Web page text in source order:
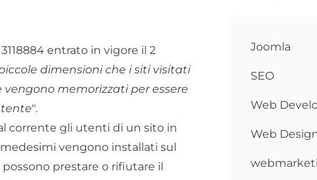
entrato in vigore il 2
dimensioni che i siti visitati
memorizzati per essere
".
corrente gli utenti di un sito in
vengono installati sul
prestare o rifiutare il
Joomla
SEO
Web
Web